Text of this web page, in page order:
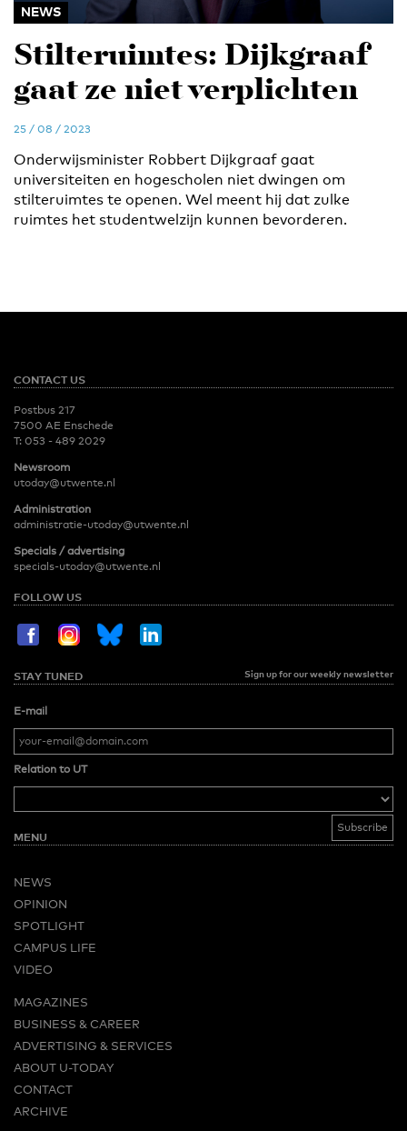
NEWS
Stilteruimtes: Dijkgraaf
gaat ze niet verplichten
25 / 08 / 2023
Onderwijsminister Robbert Dijkgraaf gaat
universiteiten en hogescholen niet dwingen om
stilteruimtes te openen. Wel meent hij dat zulke
ruimtes het studentwelzijn kunnen bevorderen.
CONTACT US
Postbus 217
7500 AE Enschede
T: 053 - 489 2029
Newsroom
utoday@utwente.nl
Administration
administratie-utoday@utwente.nl
Specials / advertising
specials-utoday@utwente.nl
FOLLOW US
STAY TUNED Sign up for our weekly newsletter
E-mail
Relation to UT
MENU
NEWS
OPINION
SPOTLIGHT
CAMPUS LIFE
VIDEO
MAGAZINES
BUSINESS & CAREER
ADVERTISING & SERVICES
ABOUT U-TODAY
CONTACT
ARCHIVE